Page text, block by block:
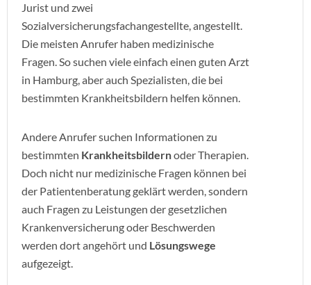
Jurist und zwei
Sozialversicherungsfachangestellte, angestellt.
Die meisten Anrufer haben medizinische
Fragen. So suchen viele einfach einen guten Arzt
in Hamburg, aber auch Spezialisten, die bei
bestimmten Krankheitsbildern helfen können.
Andere Anrufer suchen Informationen zu
bestimmten Krankheitsbildernoder Therapien.
Doch nicht nur medizinische Fragen können bei
der Patientenberatung geklärt werden, sondern
auch Fragen zu Leistungen der gesetzlichen
Krankenversicherung oder Beschwerden
werden dort angehört und Lösungswege
aufgezeigt.